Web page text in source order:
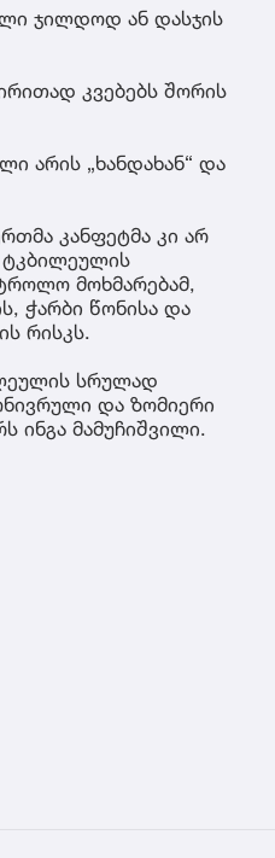
ჯილდოდ ან დასჯის
კვებებს შორის
არის „ხანდახან“ და
კანფეტმა კი არ
ტკბილეულის
მოხმარებამ,
ჭარბი წონისა და
რისკს.
სრულად
და ზომიერი
ინგა მამუჩიშვილი.